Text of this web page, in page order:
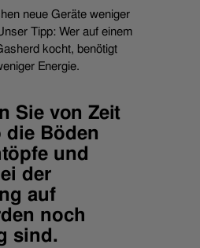
neue Geräte weniger
Tipp: Wer auf einem
kocht, benötigt
Energie.
Sie von Zeit
die Böden
und
der
auf
noch
sind.